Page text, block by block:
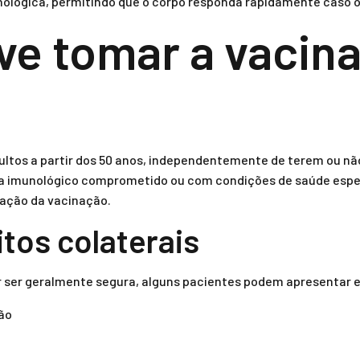
tomar a
a partir dos 50 anos, independentemente de terem ou
imunológico comprometido ou com condições de saúde
da vacinação.
colaterais
ser geralmente segura, alguns pacientes podem